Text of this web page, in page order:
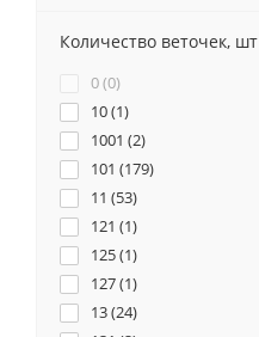
Желтый (
Коралловый (
Кремовый (
Персиковый (
Количество веточек, шт
0 (0)
10 (1)
1001 (2)
101 (179)
11 (53)
121 (1)
125 (1)
127 (1)
13 (24)